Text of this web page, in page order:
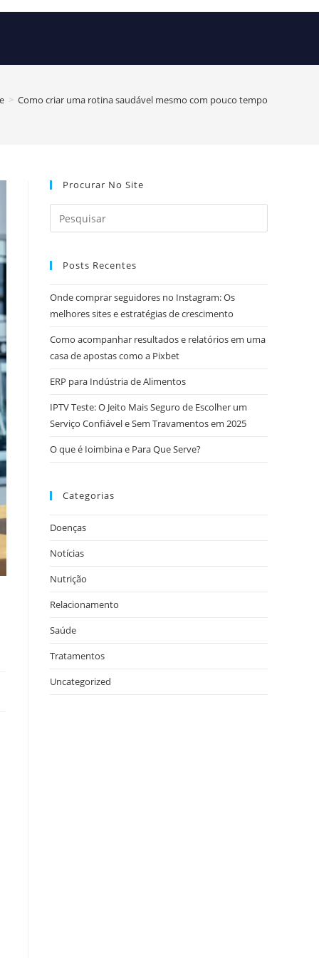
> Como criar uma rotina saudável mesmo com pouco tempo
Procurar No Site
Posts Recentes
Onde comprar seguidores no Instagram: Os
melhores sites e estratégias de crescimento
Como acompanhar resultados e relatórios em uma
casa de apostas como a Pixbet
ERP para Indústria de Alimentos
IPTV Teste: O Jeito Mais Seguro de Escolher um
Serviço Confiável e Sem Travamentos em 2025
O que é Ioimbina e Para Que Serve?
Categorias
Doenças
Notícias
Nutrição
Relacionamento
Saúde
Tratamentos
Uncategorized